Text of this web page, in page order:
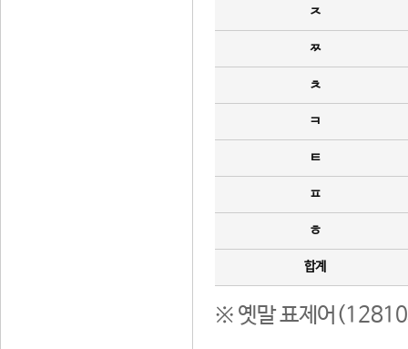
ㅈ
ㅉ
ㅊ
ㅋ
ㅌ
ㅍ
ㅎ
합계
※ 옛말 표제어(12810